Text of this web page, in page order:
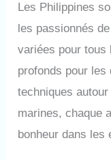
Les Philippines
les passionnés
variées pour tous
profonds pour les
techniques
marines, chaque
bonheur dans les